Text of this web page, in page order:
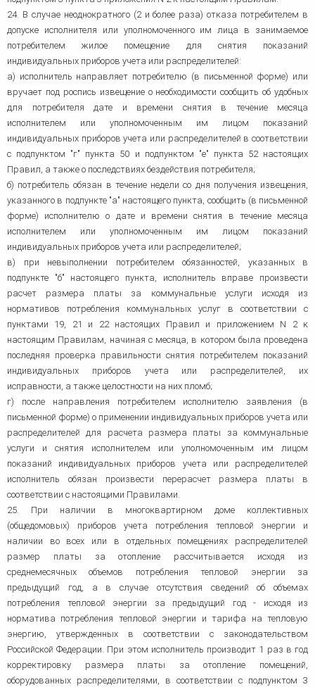
24. В случае неоднократного (2 и более раза) отказа потребителем в
допуске исполнителя или уполномоченного им лица в занимаемое
потребителем жилое помещение для снятия показаний
индивидуальных приборов учета или распределителей:
а) исполнитель направляет потребителю (в письменной форме) или
вручает под роспись извещение о необходимости сообщить об удобных
для потребителя дате и времени снятия в течение месяца
исполнителем или уполномоченным им лицом показаний
индивидуальных приборов учета или распределителей в соответствии
с подпунктом "г" пункта 50 и подпунктом "е" пункта 52 настоящих
Правил, а также о последствиях бездействия потребителя;
б) потребитель обязан в течение недели со дня получения извещения,
указанного в подпункте "а" настоящего пункта, сообщить (в письменной
форме) исполнителю о дате и времени снятия в течение месяца
исполнителем или уполномоченным им лицом показаний
индивидуальных приборов учета или распределителей;
в) при невыполнении потребителем обязанностей, указанных в
подпункте "б" настоящего пункта, исполнитель вправе произвести
расчет размера платы за коммунальные услуги исходя из
нормативов потребления коммунальных услуг в соответствии с
пунктами 19, 21 и 22 настоящих Правил и приложением N 2 к
настоящим Правилам, начиная с месяца, в котором была проведена
последняя проверка правильности снятия потребителем показаний
индивидуальных приборов учета или распределителей, их
исправности, а также целостности на них пломб;
г) после направления потребителем исполнителю заявления (в
письменной форме) о применении индивидуальных приборов учета или
распределителей для расчета размера платы за коммунальные
услуги и снятия исполнителем или уполномоченным им лицом
показаний индивидуальных приборов учета или распределителей
исполнитель обязан произвести перерасчет размера платы в
соответствии с настоящими Правилами.
25. При наличии в многоквартирном доме коллективных
(общедомовых) приборов учета потребления тепловой энергии и
наличии во всех или в отдельных помещениях распределителей
размер платы за отопление рассчитывается исходя из
среднемесячных объемов потребления тепловой энергии за
предыдущий год, а в случае отсутствия сведений об объемах
потребления тепловой энергии за предыдущий год - исходя из
норматива потребления тепловой энергии и тарифа на тепловую
энергию, утвержденных в соответствии с законодательством
Российской Федерации. При этом исполнитель производит 1 раз в год
корректировку размера платы за отопление помещений,
оборудованных распределителями, в соответствии с подпунктом 3